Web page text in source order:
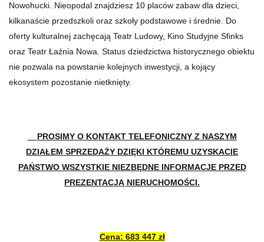
Nowohucki. Nieopodal znajdziesz 10 placów zabaw dla dzieci,
kilkanaście przedszkoli oraz szkoły podstawowe i średnie. Do
oferty kulturalnej zachęcają Teatr Ludowy, Kino Studyjne Sfinks
oraz Teatr Łaźnia Nowa. Status dziedzictwa historycznego obiektu
nie pozwala na powstanie kolejnych inwestycji, a kojący
ekosystem pozostanie nietknięty.
PROSIMY O KONTAKT TELEFONICZNY Z NASZYM
DZIAŁEM SPRZEDAŻY DZIĘKI KTÓREMU UZYSKACIE
PAŃSTWO WSZYSTKIE NIEZBĘDNE INFORMACJE PRZED
PREZENTACJĄ NIERUCHOMOŚCI.
Cena: 683 447 zł